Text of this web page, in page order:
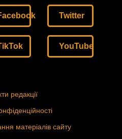
Twitter
YouTube
редакції
матеріалів сайту